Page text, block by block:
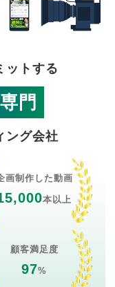
ットする
門
ング会社
画制作した動画
本以上
顧客満足度
97%